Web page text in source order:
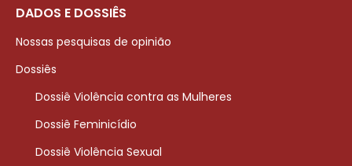
DADOS E DOSSIÊS
Nossas pesquisas de opinião
Dossiês
Dossiê Violência contra as Mulheres
Dossiê Feminicídio
Dossiê Violência Sexual